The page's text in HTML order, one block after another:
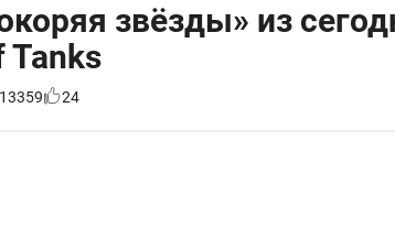
звёзды» из
Tanks
13359 24